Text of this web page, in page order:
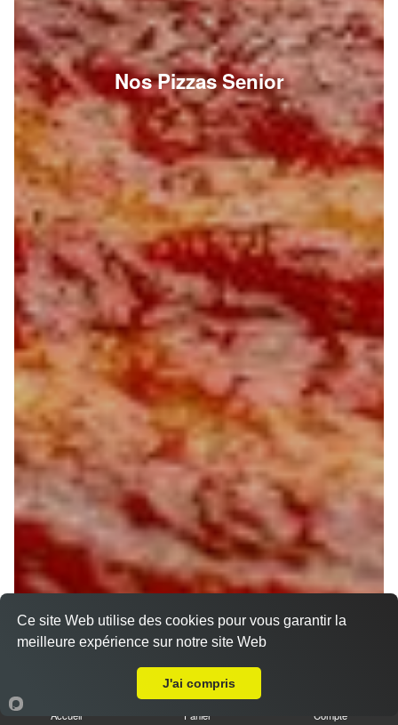
Nos Pizzas Senior
Accueil Panier Compte
Ce site Web utilise des cookies pour vous garantir la
meilleure expérience sur notre site Web
J'ai compris